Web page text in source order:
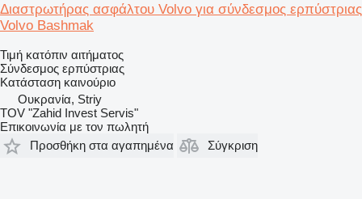
Διαστρωτήρας ασφάλτου Volvo για σύνδεσμος ερπύστριας
Volvo Bashmak
Τιμή κατόπιν αιτήματος
Σύνδεσμος ερπύστριας
Κατάσταση καινούριο
Ουκρανία, Striy
TOV "Zahid Invest Servis"
Επικοινωνία με τον πωλητή
Προσθήκη στα αγαπημένα
Σύγκριση